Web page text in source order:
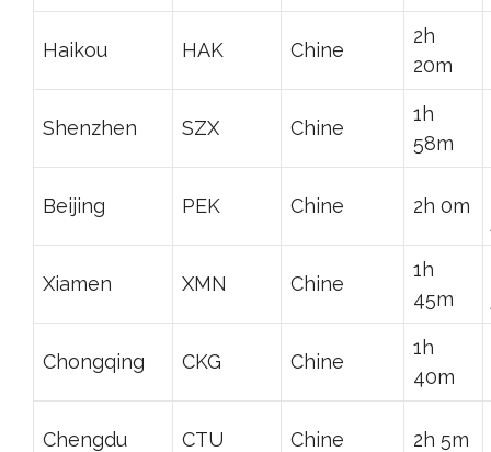
Haikou HAK Chine
2h
20m
Shenzhen SZX Chine
1h
58m
Beijing PEK Chine 2h 0m
Xiamen XMN Chine
1h
45m
Chongqing CKG Chine
1h
40m
Chengdu CTU Chine 2h 5m